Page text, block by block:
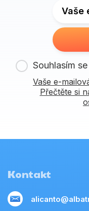
Vaše
Souhlasím
Vaše e-
Přečtěte si
Kontakt